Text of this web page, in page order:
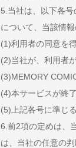
5.当社は、以下各
について、当該情
(1)利用者の同意を
(2)当社が、利用者
(3)MEMORY
(4)本サービスが終
(5)上記各号に準じ
6.前2項の定めは、
は、当社の任意の